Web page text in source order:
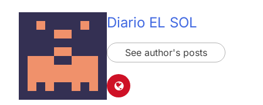
Diario EL SOL
See author's posts